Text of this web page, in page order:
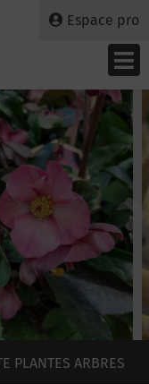
Espace pro
PLANTES ARBRES